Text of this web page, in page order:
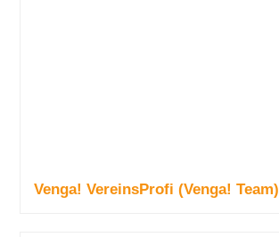
Venga! VereinsProfi (Venga! Team)